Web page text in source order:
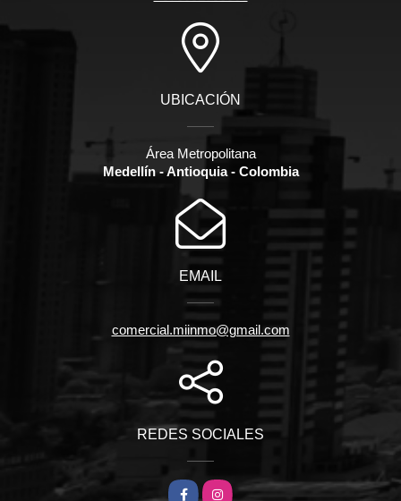
UBICACIÓN
Área Metropolitana
Medellín - Antioquia - Colombia
EMAIL
comercial.miinmo@gmail.com
REDES SOCIALES
FacebookInstagram